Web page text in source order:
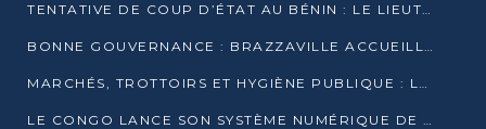
TENTATIVE DE COUP D’ÉTAT AU BÉNIN : LE LIEUTENANT-COLONEL TIGRI S’AUTOPROCLAME CHEF D’UN COMITÉ MILITAIRE
BONNE GOUVERNANCE : BRAZZAVILLE ACCUEILLE LES PREMIÈRES JOURNÉES CONGOLAISES DE L’ÉVALUATION
MARCHÉS, TROTTOIRS ET HYGIÈNE PUBLIQUE : LE GOUVERNEMENT DURCIT LE TON
LE CONGO LANCE SON SYSTÈME NUMÉRIQUE DE VÉRIFICATION DU BOIS